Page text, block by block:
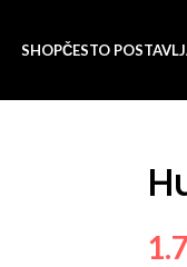
SHOPČESTO